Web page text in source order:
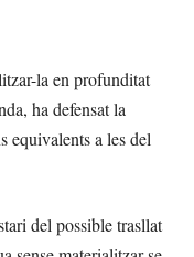
la en profunditat
ha defensat la
equivalents a les del
del possible trasllat